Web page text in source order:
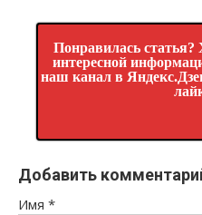
Понравилась
интересной
наш канал в
Добавить
Имя *